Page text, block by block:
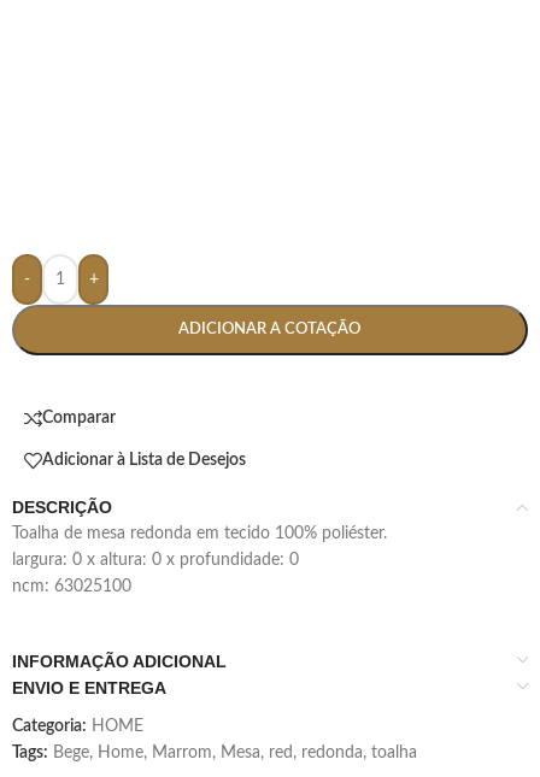
- +
ADICIONAR A COTAÇÃO
Comparar
Adicionar à Lista de Desejos
DESCRIÇÃO
toalha de mesa redonda em tecido 100% poliéster.
largura: 0 x altura: 0 x profundidade: 0
ncm: 63025100
INFORMAÇÃO ADICIONAL
ENVIO E ENTREGA
Categoria: HOME
Tags: Bege, Home, Marrom, Mesa, red , redonda, toalha